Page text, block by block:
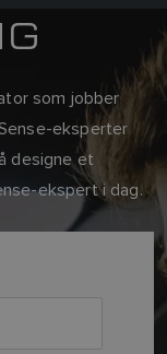
som jobber
eksperter
designe et
ekspert i dag.